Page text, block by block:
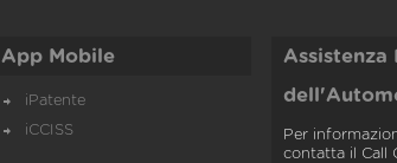
App Mobile
iPatente
iCCISS
Assistenza
Per
contatta il Call